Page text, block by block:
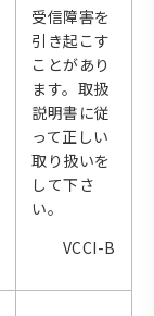
受信障害を
引き起こす
ことがあり
ます。取扱
説明書に従
って正しい
取り扱いを
して下さ
い。
VCCI-B